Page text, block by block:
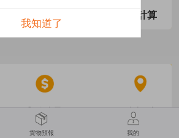
體積計算
郵政自取 自提點
我知道了
貨物預報 我的